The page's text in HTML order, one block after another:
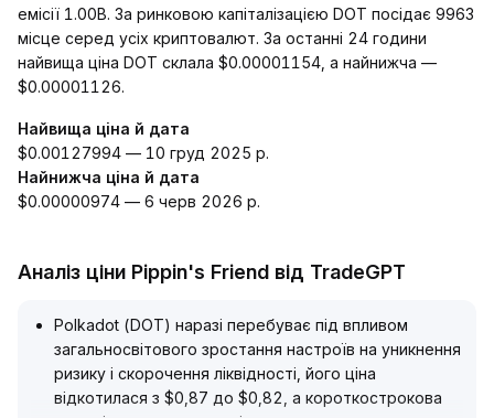
емісії 1.00B. За ринковою капіталізацією DOT посідає 9963
місце серед усіх криптовалют. За останні 24 години
найвища ціна DOT склала $0.00001154, а найнижча —
$0.00001126.
Найвища ціна й дата
$0.00127994 — 10 груд 2025 р.
Найнижча ціна й дата
$0.00000974 — 6 черв 2026 р.
Аналіз ціни Pippin's Friend від TradeGPT
Polkadot (DOT) наразі перебуває під впливом
загальносвітового зростання настроїв на уникнення
ризику і скорочення ліквідності, його ціна
відкотилася з $0,87 до $0,82, а короткострокова